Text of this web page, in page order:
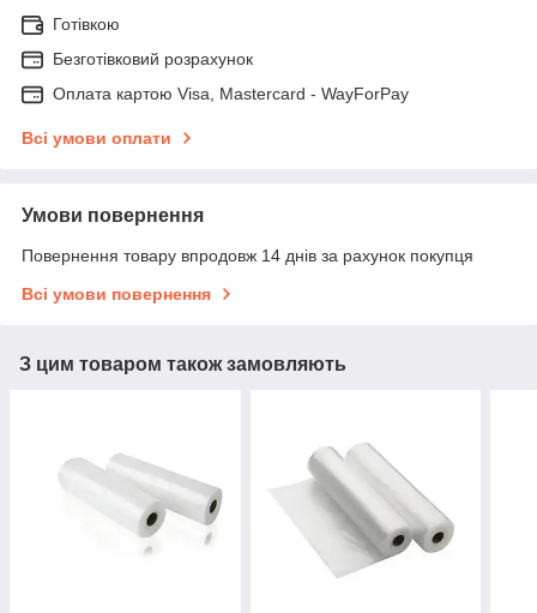
Готівкою
Безготівковий розрахунок
Оплата картою Visa, Mastercard - WayForPay
Всі умови оплати
Умови повернення
Повернення товару впродовж 14 днів за рахунок покупця
Всі умови повернення
З цим товаром також замовляють